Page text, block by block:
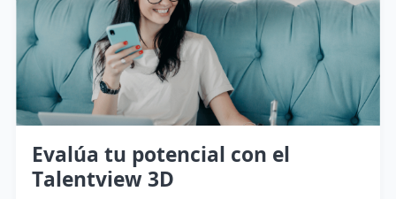
Evalúa tu potencial con el
Talentview 3D